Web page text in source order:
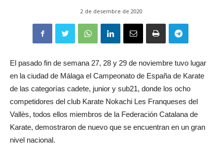
2 de desembre de 2020
El pasado fin de semana 27, 28 y 29 de noviembre tuvo lugar
en la ciudad de Málaga el Campeonato de España de Karate
de las categorías cadete, junior y sub21, donde los ocho
competidores del club Karate Nokachi Les Franqueses del
Vallès, todos ellos miembros de la Federación Catalana de
Karate, demostraron de nuevo que se encuentran en un gran
nivel nacional.